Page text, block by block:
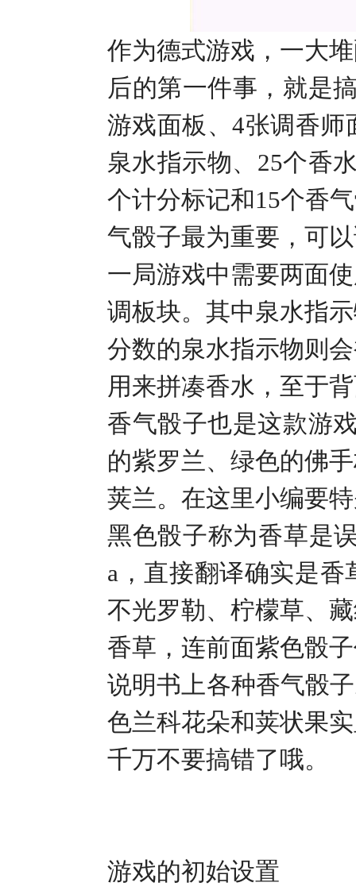
作为德式游戏，一大
后的第一件事，就是
游戏面板、4张调香师
泉水指示物、 25个香
个计分标记和15个香
气骰子最为重要，可
一局游戏中需要两面
调板块。其中泉水指
分数的泉水指示物则
用来拼凑香水，至于
香气骰子也是这款游
的紫罗兰、绿色的佛
荚兰。在这里小编要
黑色骰子称为香草是
a ，直接翻译确实是
不光罗勒、柠檬草、
香草，连前面紫色骰
说明书上各种香气骰
色兰科花朵和荚状果
千万不要搞错了哦。
游戏的初始设置